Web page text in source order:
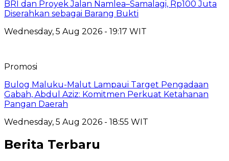
BRI dan Proyek Jalan Namlea–Samalagi, Rp100 Juta
Diserahkan sebagai Barang Bukti
Wednesday, 5 Aug 2026 - 19:17 WIT
Promosi
Bulog Maluku-Malut Lampaui Target Pengadaan
Gabah, Abdul Aziz: Komitmen Perkuat Ketahanan
Pangan Daerah
Wednesday, 5 Aug 2026 - 18:55 WIT
Berita Terbaru